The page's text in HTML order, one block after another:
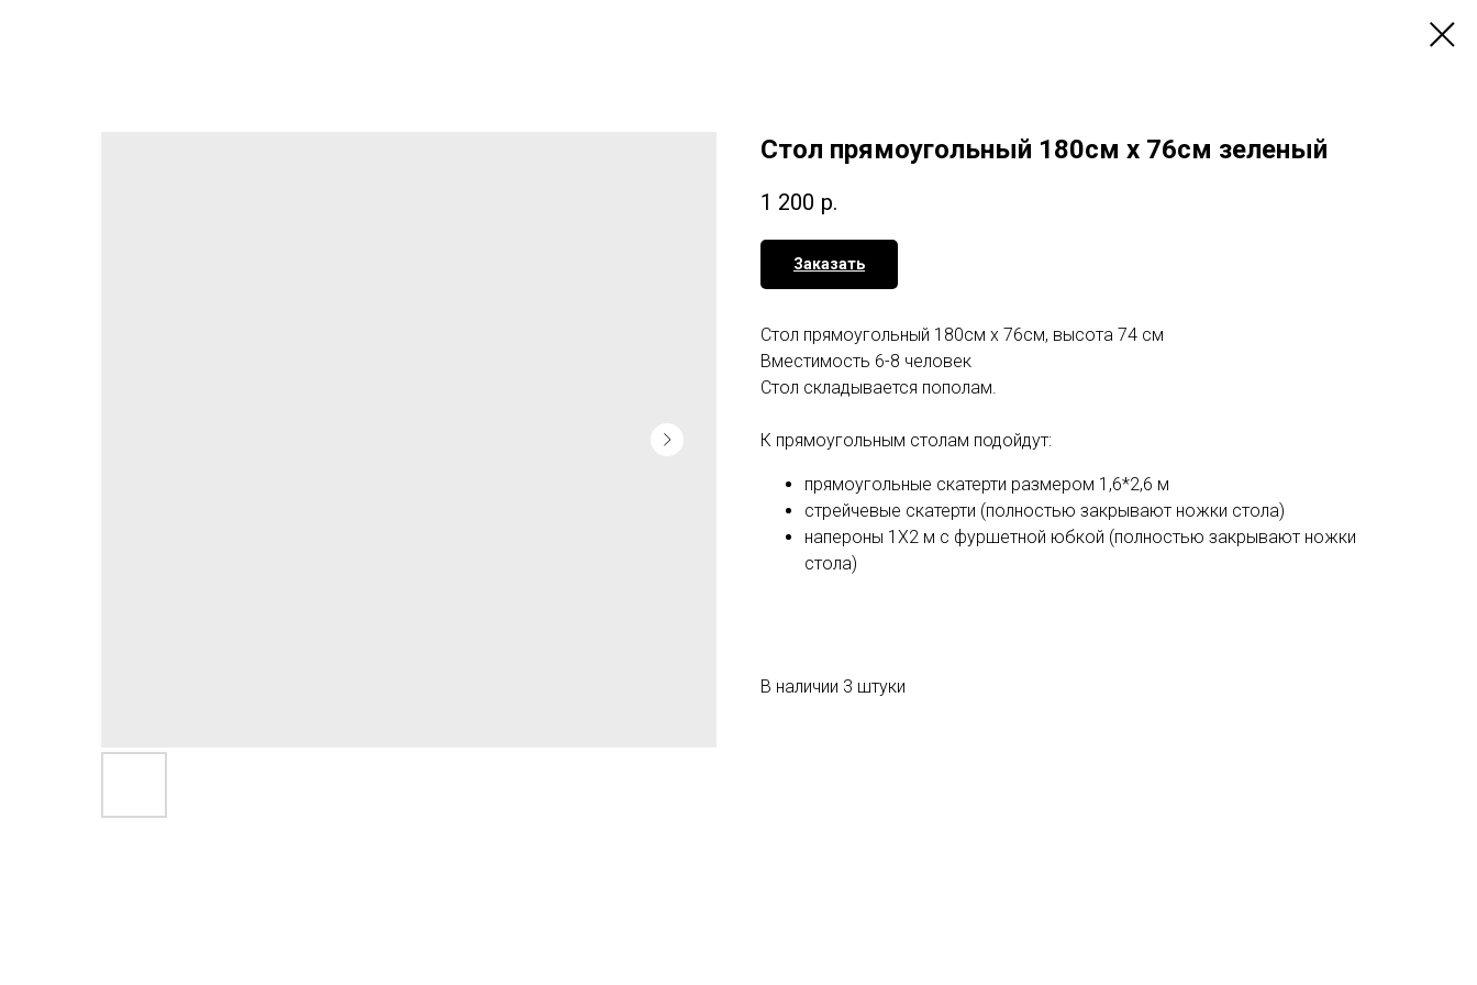
Стол прямоугольный 180см х 76см зеленый
1 200 р.
Заказать
Стол прямоугольный 180см х 76см, высота 74 см
Вместимость 6-8 человек
Стол складывается пополам.
К прямоугольным столам подойдут:
прямоугольные скатерти размером 1,6*2,6 м
стрейчевые скатерти (полностью закрывают ножки стола)
напероны 1Х2 м с фуршетной юбкой (полностью закрывают ножки
стола)
В наличии 3 штуки